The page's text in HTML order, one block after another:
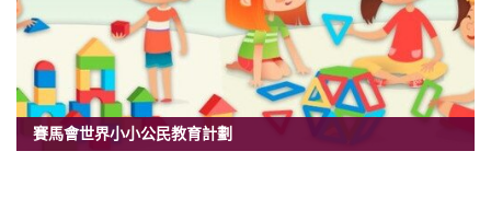
賽馬會世界小小公民教育計劃